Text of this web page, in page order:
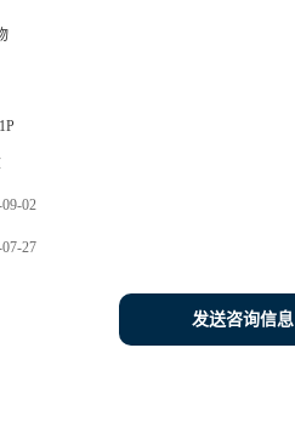
02
27
发送咨询信息